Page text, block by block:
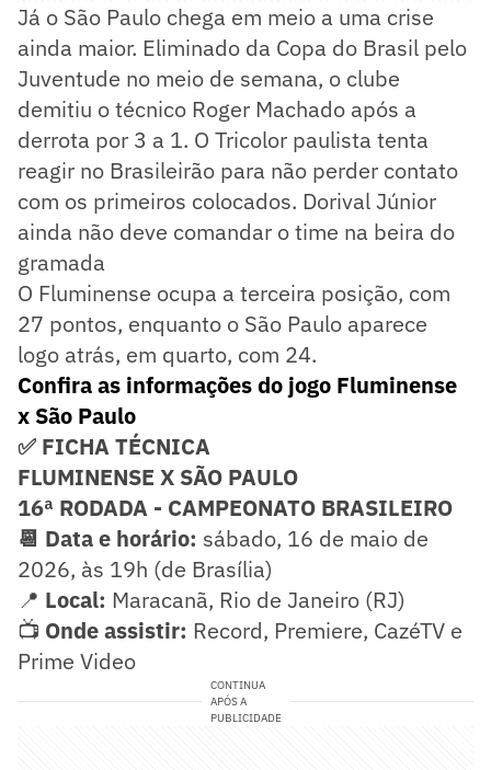
Já o São Paulo chega em meio a uma crise
ainda maior. Eliminado da Copa do Brasil pelo
Juventude no meio de semana, o clube
demitiu o técnico Roger Machado após a
derrota por 3 a 1. O Tricolor paulista tenta
reagir no Brasileirão para não perder contato
com os primeiros colocados. Dorival Júnior
ainda não deve comandar o time na beira do
gramada
O Fluminense ocupa a terceira posição, com
27 pontos, enquanto o São Paulo aparece
logo atrás, em quarto, com 24.
Confira as informações do jogo Fluminense
x São Paulo
✅ FICHA TÉCNICA
FLUMINENSE X SÃO PAULO
16ª RODADA - CAMPEONATO BRASILEIRO
📆 Data e horário: sábado, 16 de maio de
2026, às 19h (de Brasília)
📍 Local: Maracanã, Rio de Janeiro (RJ)
📺 Onde assistir: Record, Premiere, CazéTV e
Prime Video
CONTINUA
APÓS A
PUBLICIDADE